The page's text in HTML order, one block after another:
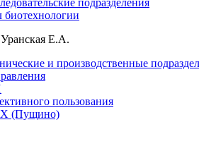
биотехнологии
Уранская Е.А.
и производственные
пользования
(Пущино)